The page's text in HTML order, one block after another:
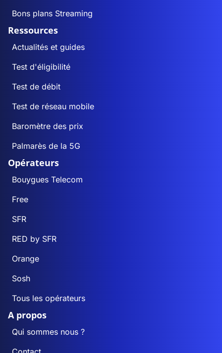
Bons plans Streaming
Ressources
Actualités et guides
Test d'éligibilité
Test de débit
Test de réseau mobile
Baromètre des prix
Palmarès de la 5G
Opérateurs
Bouygues Telecom
Free
SFR
RED by SFR
Orange
Sosh
Tous les opérateurs
A propos
Qui sommes nous ?